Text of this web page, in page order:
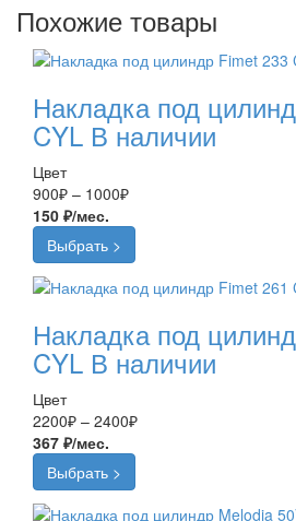
Похожие товары
Накладка под
CYL В наличии
Цвет
900₽ – 1000₽Диапазон
900₽
–
150 ₽/мес.
Выбрать >
Накладка под
CYL В наличии
Цвет
2200₽ – 2400₽Диапазон
367 ₽/мес.
Выбрать >